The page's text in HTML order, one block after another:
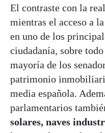
El contraste con la
mientras el acceso a
en uno de los
ciudadanía, sobre
mayoría de los
patrimonio
media española.
parlamentarios
solares, naves